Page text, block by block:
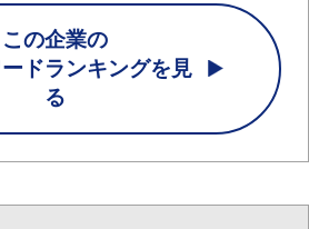
この企業の
ドランキングを見
る